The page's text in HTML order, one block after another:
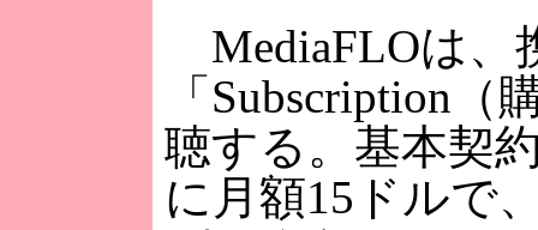
MediaFLOは、
「Subscription
聴する。基本契
に月額15ドルで